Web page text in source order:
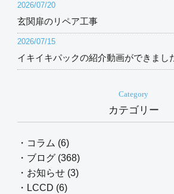
2026/07/20
玄関扉のリペア工事
2026/07/15
イキイキパックの紹介動画ができまし
Category
カテゴリー
・コラム (6)
・ブログ (368)
・お知らせ (3)
・LCCD (6)